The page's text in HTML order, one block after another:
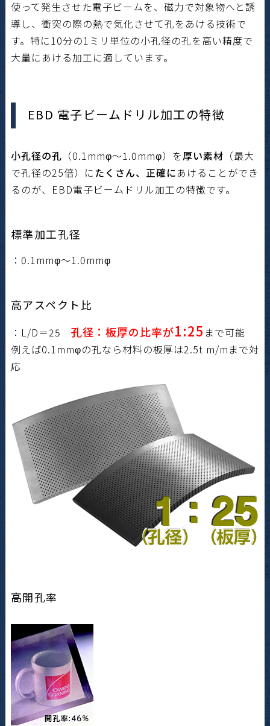
使って発生させた電子ビームを、磁力で対象物へと誘
導し、衝突の際の熱で気化させて孔をあける技術で
す。特に10分の1ミリ単位の小孔径の孔を高い精度で
大量にあける加工に適しています。
EBD 電子ビームドリル加工の特徴
小孔径の孔 （0.1mmφ～1.0mmφ）を厚い素材 （最大
で孔径の25倍）にたくさん、正確にあけることができ
るのが、EBD電子ビームドリル加工の特徴です。
標準加工孔径
：0.1mmφ～1.0mmφ
高アスペクト比
：L/D＝25 孔径：板厚の比率が1:25 まで可能
例えば0.1mmφの孔なら材料の板厚は2.5t m/mまで対
応
高開孔率